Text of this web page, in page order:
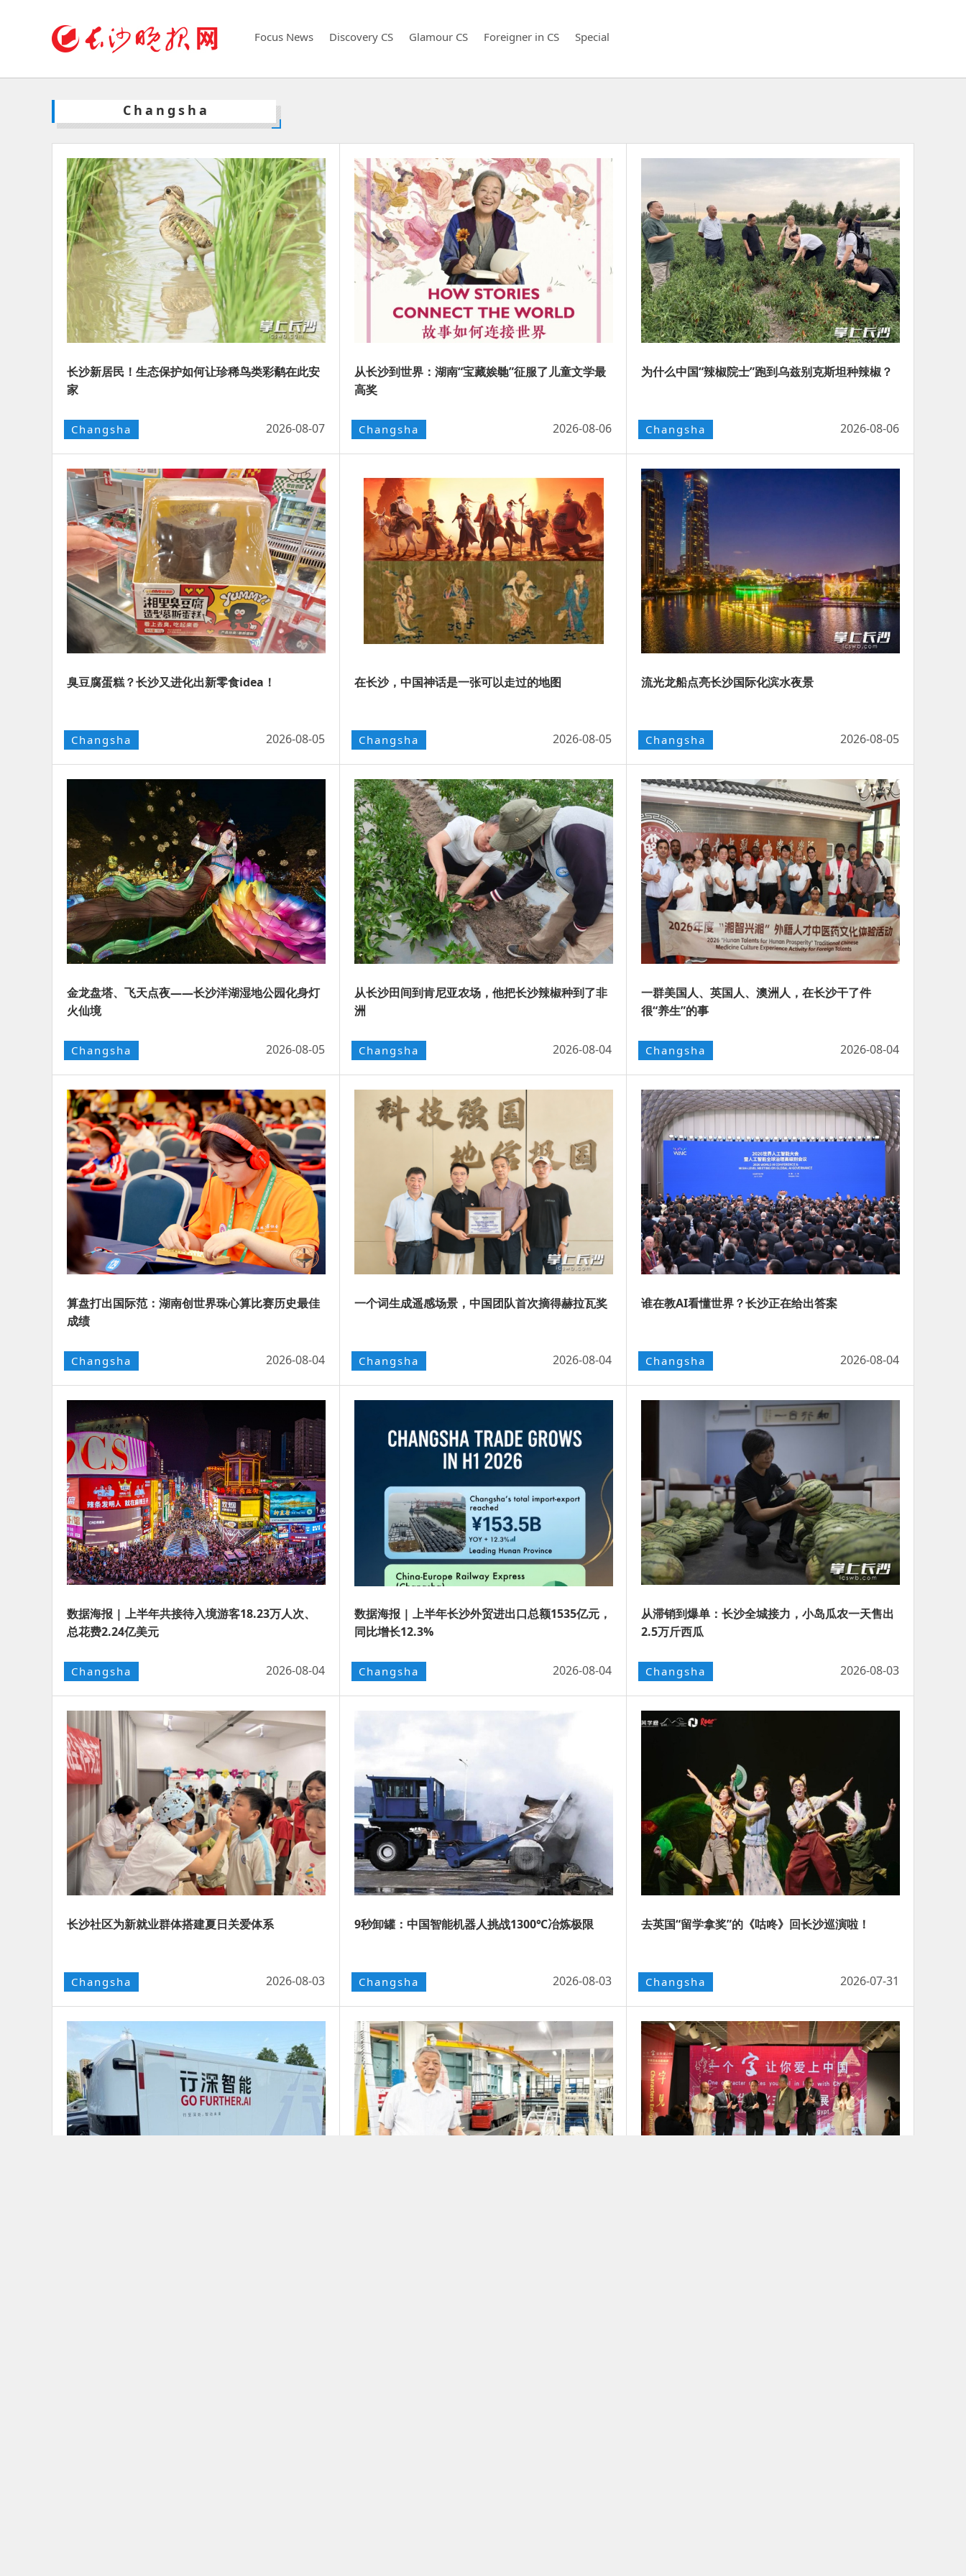
Focus News Discovery CS Glamour CS Foreigner in CS Special
Changsha
长沙新居民！生态保护如何让珍稀鸟类彩鹬在此安
家
Changsha 2026-08-07
从长沙到世界：湖南“宝藏娭毑”征服了儿童文学最
高奖
Changsha 2026-08-06
为什么中国“辣椒院士”跑到乌兹别克斯坦种辣椒？
Changsha 2026-08-06
臭豆腐蛋糕？长沙又进化出新零食idea！
Changsha 2026-08-05
在长沙，中国神话是一张可以走过的地图
Changsha 2026-08-05
流光龙船点亮长沙国际化滨水夜景
Changsha 2026-08-05
金龙盘塔、飞天点夜——长沙洋湖湿地公园化身灯
火仙境
Changsha 2026-08-05
从长沙田间到肯尼亚农场，他把长沙辣椒种到了非
洲
Changsha 2026-08-04
一群美国人、英国人、澳洲人，在长沙干了件
很“养生”的事
Changsha 2026-08-04
算盘打出国际范：湖南创世界珠心算比赛历史最佳
成绩
Changsha 2026-08-04
一个词生成遥感场景，中国团队首次摘得赫拉瓦奖
Changsha 2026-08-04
谁在教AI看懂世界？长沙正在给出答案
Changsha 2026-08-04
数据海报 | 上半年共接待入境游客18.23万人次、
总花费2.24亿美元
Changsha 2026-08-04
数据海报 | 上半年长沙外贸进出口总额1535亿元，
同比增长12.3%
Changsha 2026-08-04
从滞销到爆单：长沙全城接力，小岛瓜农一天售出
2.5万斤西瓜
Changsha 2026-08-03
长沙社区为新就业群体搭建夏日关爱体系
Changsha 2026-08-03
9秒卸罐：中国智能机器人挑战1300℃冶炼极限
Changsha 2026-08-03
去英国“留学拿奖”的《咕咚》回长沙巡演啦！
Changsha 2026-07-31